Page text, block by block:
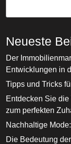
Neueste
Der
Entwicklungen in
Tipps und Tricks
Entdecken Sie
zum perfekten
Nachhaltige
Die Bedeutung